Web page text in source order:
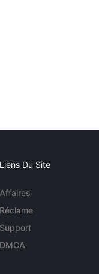
Liens Du Site
Affaires
Réclame
Support
DMCA